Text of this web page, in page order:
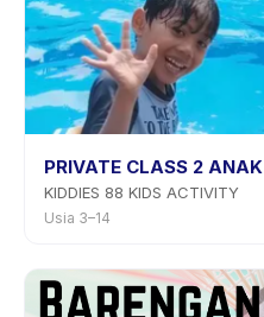
PRIVATE CLASS 2
KIDDIES 88 KIDS ACTIVITY
Usia 3–14